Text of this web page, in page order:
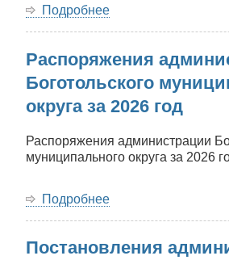
Подробнее
Боготольского
округа
за
год
Распоряжения
Боготольского
округа за 2026 год
Распоряжения администрации
муниципального округа за 2026
Подробнее
Боготольского
Постановления